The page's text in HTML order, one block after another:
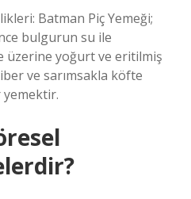
Batman Piç Yemeği;
bulgurun su ile
üzerine yoğurt ve eritilmiş
ve sarımsakla köfte
yemektir.